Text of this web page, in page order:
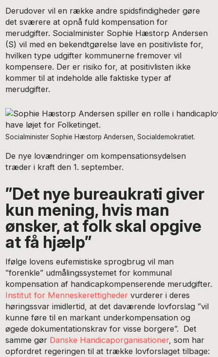
Derudover vil en række andre spidsfindigheder gøre
det sværere at opnå fuld kompensation for
merudgifter. Socialminister Sophie Hæstorp Andersen
(S) vil med en bekendtgørelse lave en positivliste for,
hvilken type udgifter kommunerne fremover vil
kompensere. Der er risiko for, at positivlisten ikke
kommer til at indeholde alle faktiske typer af
merudgifter.
Socialminister Sophie Hæstorp Andersen, Socialdemokratiet.
De nye lovændringer om kompensationsydelsen
træder i kraft den 1. september.
”Det nye bureaukrati giver
kun mening, hvis man
ønsker, at folk skal opgive
at få hjælp”
Ifølge lovens eufemistiske sprogbrug vil man
”forenkle” udmålingssystemet for kommunal
kompensation af handicapkompenserende merudgifter.
Institut for Menneskerettigheder vurderer i deres
høringssvar imidlertid, at det daværende lovforslag ”vil
kunne føre til en markant underkompensation og
øgede dokumentationskrav for visse borgere”. Det
samme gør Danske Handicaporganisationer, som har
opfordret regeringen til at trække lovforslaget tilbage: